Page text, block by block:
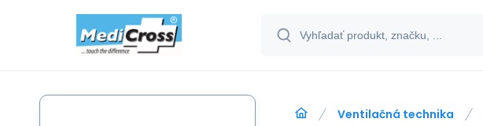
Ventilačná technika